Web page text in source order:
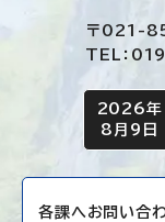
〒021-
TEL：
今日の日
2026年
8月9日
各課へお問い合